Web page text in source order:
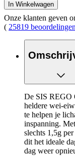
In Winkelwagen
Onze klanten geven
( 25819 beoordelingen
De SIS REGO
heldere wei-
te helpen je
inspanning.
slechts 1,5g
dit het ideale
dag weer